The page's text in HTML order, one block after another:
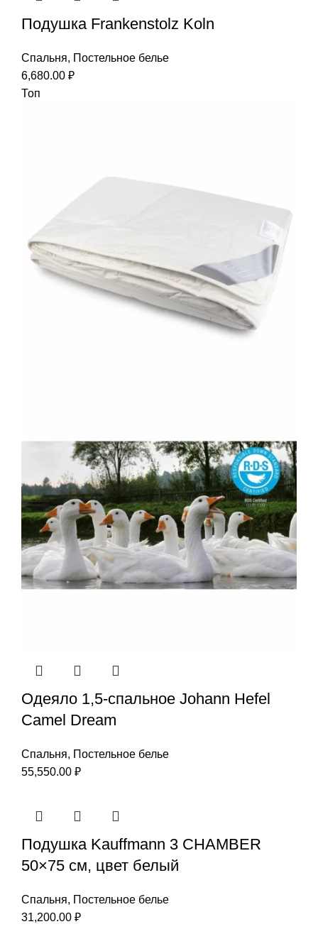
Подушка Frankenstolz Koln
Спальня, Постельное белье
6,680.00 ₽
Топ
Одеяло 1,5-спальное Johann Hefel
Camel Dream
Спальня, Постельное белье
55,550.00 ₽
Подушка Kauffmann 3 CHAMBER
50×75 см, цвет белый
Спальня, Постельное белье
31,200.00 ₽